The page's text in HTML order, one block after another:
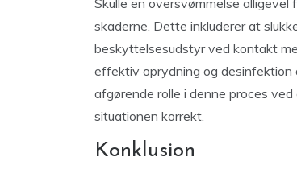
Skulle en oversvømmelse
skaderne. Dette inkluderer at
beskyttelsesudstyr ved kontakt
effektiv oprydning og desinfektion
afgørende rolle i denne proces
situationen korrekt.
Konklusion